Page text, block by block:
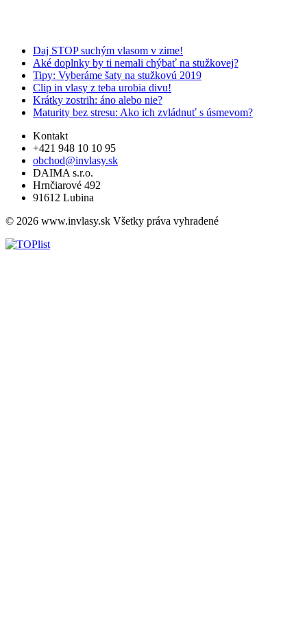
Daj STOP suchým vlasom v zime!
Aké doplnky by ti nemali chýbať na stužkovej?
Tipy: Vyberáme šaty na stužkovú 2019
Clip in vlasy z teba urobia divu!
Krátky zostrih: áno alebo nie?
Maturity bez stresu: Ako ich zvládnuť s úsmevom?
Kontakt
+421 948 10 10 95
obchod@invlasy.sk
DAIMA s.r.o.
Hrnčiarové 492
91612 Lubina
© 2026 www.invlasy.sk Všetky práva vyhradené